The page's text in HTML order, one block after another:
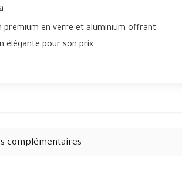
premium en verre et aluminium offrant
élégante pour son prix.
complémentaires